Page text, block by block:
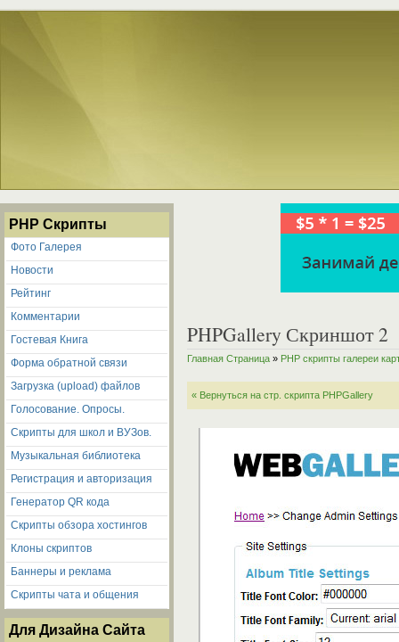
PHP Скрипты
Фото Галерея
Новости
Рейтинг
Комментарии
Гостевая Книга
Форма обратной связи
Загрузка (upload) файлов
Голосование. Опросы.
Скрипты для школ и ВУЗов.
Музыкальная библиотека
Регистрация и авторизация
Генератор QR кода
Скрипты обзора хостингов
Клоны скриптов
Баннеры и реклама
Скрипты чата и общения
Для Дизайна Сайта
PHPGallery Скриншот 2
Главная Страница » PHP скрипты галереи
« Вернуться на стр. скрипта PHPGallery